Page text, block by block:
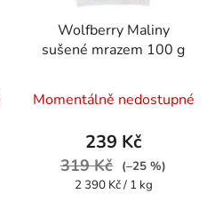
Wolfberry Maliny
sušené mrazem 100 g
Momentálně nedostupné
239 Kč
319 Kč
(–25 %)
Měrná
2 390 Kč / 1 kg